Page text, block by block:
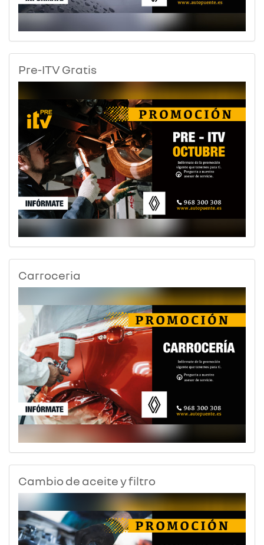
Pre-ITV Gratis
Carroceria
Cambio de aceite y filtro